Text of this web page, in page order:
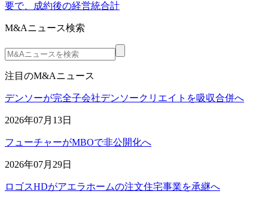
要で、成約後の経営統合計
M&Aニュース検索
注目のM&Aニュース
デンソーが完全子会社デンソークリエイトを吸収合併へ
2026年07月13日
フューチャーがMBOで非公開化へ
2026年07月29日
ロゴスHDがアエラホームの注文住宅事業を承継へ